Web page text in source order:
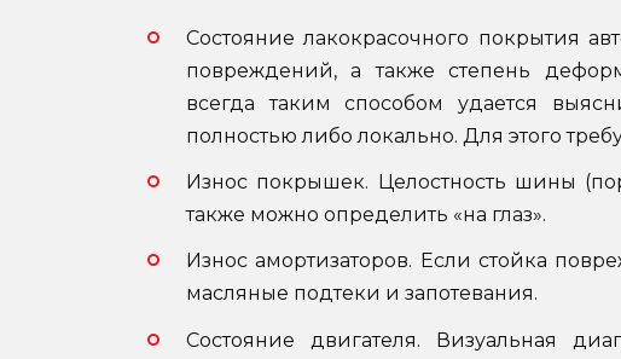
Состояние лакокрасочного покрытия
повреждений, а также степень
всегда таким способом удается
полностью либо локально. Для этого
Износ покрышек. Целостность шины
также можно определить «на глаз».
Износ амортизаторов. Если стойка
масляные подтеки и запотевания.
Состояние двигателя. Визуальная